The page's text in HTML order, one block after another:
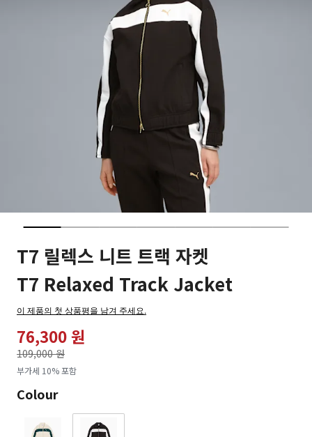
T7 릴렉스 니트 트랙 자켓
T7 Relaxed Track Jacket
이 제품의 첫 상품평을 남겨 주세요.
76,300 원
109,000 원
로
부가세 10% 포함
Colour